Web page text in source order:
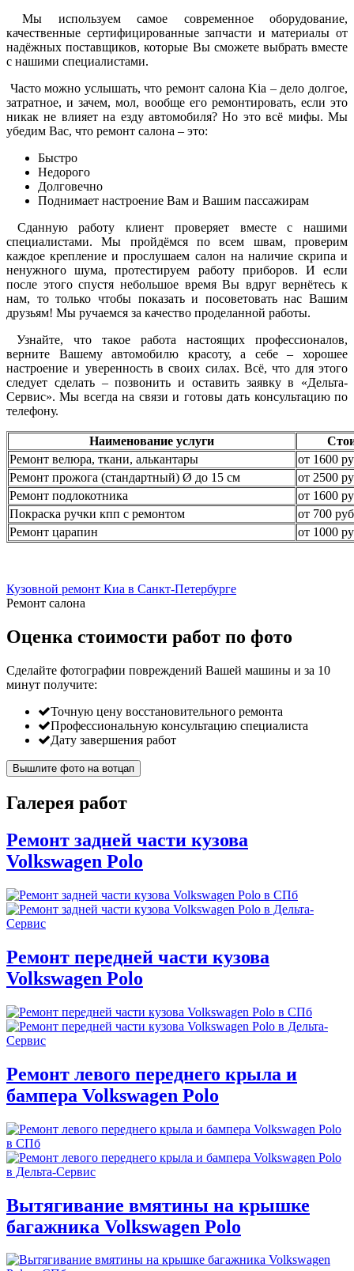
Мы используем самое современное оборудование,
качественные сертифицированные запчасти и материалы от
надёжных поставщиков, которые Вы сможете выбрать вместе
с нашими специалистами.
Часто можно услышать, что ремонт салона Kia – дело долгое,
затратное, и зачем, мол, вообще его ремонтировать, если это
никак не влияет на езду автомобиля? Но это всё мифы. Мы
убедим Вас, что ремонт салона – это:
Быстро
Недорого
Долговечно
Поднимает настроение Вам и Вашим пассажирам
Сданную работу клиент проверяет вместе с нашими
специалистами. Мы пройдёмся по всем швам, проверим
каждое крепление и прослушаем салон на наличие скрипа и
ненужного шума, протестируем работу приборов. И если
после этого спустя небольшое время Вы вдруг вернётесь к
нам, то только чтобы показать и посоветовать нас Вашим
друзьям! Мы ручаемся за качество проделанной работы.
Узнайте, что такое работа настоящих профессионалов,
верните Вашему автомобилю красоту, а себе – хорошее
настроение и уверенность в своих силах. Всё, что для этого
следует сделать – позвонить и оставить заявку в «Дельта-
Сервис». Мы всегда на связи и готовы дать консультацию по
телефону.
Наименование услуги
Ремонт велюра, ткани, алькантары
от 1600
Ремонт прожога (стандартный) Ø до 15 см
от 2500
Ремонт подлокотника
от 1600
Покраска ручки кпп с ремонтом
от 700
Ремонт царапин
от 1000
Кузовной ремонт Киа в Санкт-Петербурге
Ремонт салона
Оценка стоимости работ по фото
Сделайте фотографии повреждений Вашей машины и за 10
минут получите:
Точную цену восстановительного ремонта
Профессиональную консультацию специалиста
Дату завершения работ
Вышлите фото на вотцап
Галерея работ
Ремонт задней части кузова
Volkswagen Polo
Ремонт передней части кузова
Volkswagen Polo
Ремонт левого переднего крыла и
бампера Volkswagen Polo
Вытягивание вмятины на крышке
багажника Volkswagen Polo